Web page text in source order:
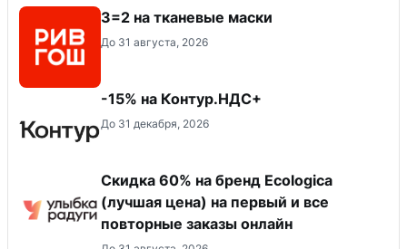
3=2 на тканевые маски
До 31 августа, 2026
-15% на Контур.НДС+
До 31 декабря, 2026
Скидка 60% на бренд Ecologica
(лучшая цена) на первый и все
повторные заказы онлайн